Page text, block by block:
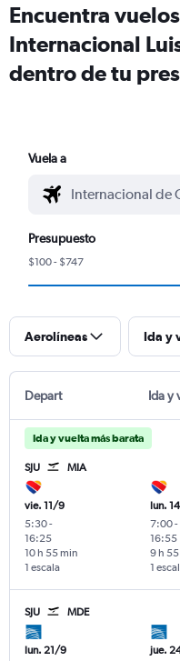
Encuentra
Internacional
dentro de tu
Vuela a
Presupuesto
$100 - $747
Aerolíneas Ida y
Depart Ida y
Ida y vuelta más barata
SJU MIA
vie. 11/9
5:30-
16:25
1 escala
10 h 55 min
lun.
7:00-
16:55
1
9 h
SJU MDE
lun. 21/9
jue.